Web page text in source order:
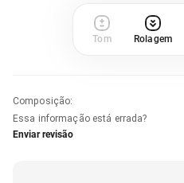
Tom Rolagem
Composição:
Essa informação está errada?
Enviar revisão